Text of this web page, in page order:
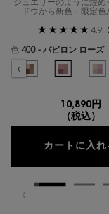
ジュエリーのように煌め
ドウから新色・限定色
4.9
色:
色を選択してください
のカラー クチュール ミ
ズ ドリーム のカラー クチ
択済み
- カスバ スパイシーズ の
選択済み
310 - エキゾチック
400 - バビ
10,890円
（税込）
カートに入れ